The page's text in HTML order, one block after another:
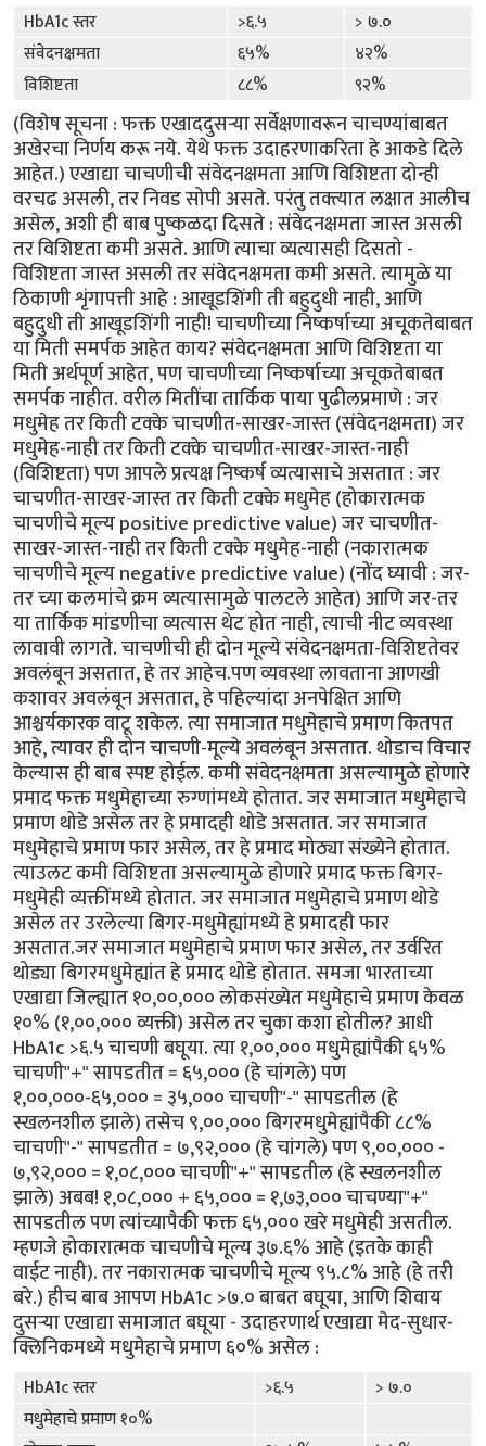
HbA1c स्तर >६.५
> ७.०
संवेदनक्षमता
६५%
४२%
विशिष्टता
८८% ९२%
(विशेष सूचना : फक्त एखाददुसर्‍या सर्वेक्षणावरून चाचण्यांबाबत
अखेरचा निर्णय करू नये. येथे फक्त उदाहरणाकरिता हे आकडे दिले
आहेत.) एखाद्या चाचणीची संवेदनक्षमता आणि विशिष्टता दोन्ही
वरचढ असली, तर निवड सोपी असते. परंतु तक्त्यात लक्षात आलीच
असेल, अशी ही बाब पुष्कळदा दिसते : संवेदनक्षमता जास्त असली
तर विशिष्टता कमी असते. आणि त्याचा व्यत्यासही दिसतो -
विशिष्टता जास्त असली तर संवेदनक्षमता कमी असते. त्यामुळे या
ठिकाणी शृंगापत्ती आहे : आखूडशिंगी ती बहुदुधी नाही, आणि
बहुदुधी ती आखूडशिंगी नाही! चाचणीच्या निष्कर्षाच्या अचूकतेबाबत
या मिती समर्पक आहेत काय? संवेदनक्षमता आणि विशिष्टता या
मिती अर्थपूर्ण आहेत, पण चाचणीच्या निष्कर्षाच्या अचूकतेबाबत
समर्पक नाहीत. वरील मितींचा तार्किक पाया पुढीलप्रमाणे : जर
मधुमेह तर किती टक्के चाचणीत-साखर-जास्त (संवेदनक्षमता) जर
मधुमेह-नाही तर किती टक्के चाचणीत-साखर-जास्त-नाही
(विशिष्टता) पण आपले प्रत्यक्ष निष्कर्ष व्यत्यासाचे असतात : जर
चाचणीत-साखर-जास्त तर किती टक्के मधुमेह (होकारात्मक
चाचणीचे मूल्य positive predictive value) जर चाचणीत-
साखर-जास्त-नाही तर किती टक्के मधुमेह-नाही (नकारात्मक
चाचणीचे मूल्य negative predictive value) (नोंद घ्यावी : जर-
तर च्या कलमांचे क्रम व्यत्यासामुळे पालटले आहेत) आणि जर-तर
या तार्किक मांडणीचा व्यत्यास थेट होत नाही, त्याची नीट व्यवस्था
लावावी लागते. चाचणीची ही दोन मूल्ये संवेदनक्षमता-विशिष्टतेवर
अवलंबून असतात, हे तर आहेच.पण व्यवस्था लावताना आणखी
कशावर अवलंबून असतात, हे पहिल्यांदा अनपेक्षित आणि
आश्चर्यकारक वाटू शकेल. त्या समाजात मधुमेहाचे प्रमाण कितपत
आहे, त्यावर ही दोन चाचणी-मूल्ये अवलंबून असतात. थोडाच विचार
केल्यास ही बाब स्पष्ट होईल. कमी संवेदनक्षमता असल्यामुळे होणारे
प्रमाद फक्त मधुमेहाच्या रुग्णांमध्ये होतात. जर समाजात मधुमेहाचे
प्रमाण थोडे असेल तर हे प्रमादही थोडे असतात. जर समाजात
मधुमेहाचे प्रमाण फार असेल, तर हे प्रमाद मोठ्या संख्येने होतात.
त्याउलट कमी विशिष्टता असल्यामुळे होणारे प्रमाद फक्त बिगर-
मधुमेही व्यक्तींमध्ये होतात. जर समाजात मधुमेहाचे प्रमाण थोडे
असेल तर उरलेल्या बिगर-मधुमेह्यांमध्ये हे प्रमादही फार
असतात.जर समाजात मधुमेहाचे प्रमाण फार असेल, तर उर्वरित
थोड्या बिगरमधुमेह्यांत हे प्रमाद थोडे होतात. समजा भारताच्या
एखाद्या जिल्ह्यात १०,००,००० लोकसंख्येत मधुमेहाचे प्रमाण केवळ
१०% (१,००,००० व्यक्ती) असेल तर चुका कशा होतील? आधी
HbA1c >६.५ चाचणी बघूया. त्या १,००,००० मधुमेह्यांपैकी ६५%
चाचणी"+" सापडतीत = ६५,००० (हे चांगले) पण
१,००,०००-६५,००० = ३५,००० चाचणी"-" सापडतील (हे
स्खलनशील झाले) तसेच ९,००,००० बिगरमधुमेह्यांपैकी ८८%
चाचणी"-" सापडतीत = ७,९२,००० (हे चांगले) पण ९,००,००० -
७,९२,००० = १,०८,००० चाचणी"+" सापडतील (हे स्खलनशील
झाले) अबब! १,०८,००० + ६५,००० = १,७३,००० चाचण्या"+"
सापडतील पण त्यांच्यापैकी फक्त ६५,००० खरे मधुमेही असतील.
म्हणजे होकारात्मक चाचणीचे मूल्य ३७.६% आहे (इतके काही
वाईट नाही). तर नकारात्मक चाचणीचे मूल्य ९५.८% आहे (हे तरी
बरे.) हीच बाब आपण HbA1c >७.० बाबत बघूया, आणि शिवाय
दुसर्‍या एखाद्या समाजात बघूया - उदाहरणार्थ एखाद्या मेद-सुधार-
क्लिनिकमध्ये मधुमेहाचे प्रमाण ६०% असेल :
HbA1c स्तर >६.५
> ७.०
मधुमेहाचे प्रमाण १०%